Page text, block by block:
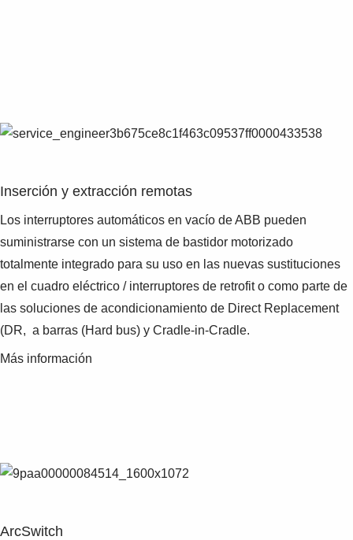
Inserción y extracción remotas
Los interruptores automáticos en vacío de ABB pueden
suministrarse con un sistema de bastidor motorizado
totalmente integrado para su uso en las nuevas sustituciones
en el cuadro eléctrico / interruptores de retrofit o como parte de
las soluciones de acondicionamiento de Direct Replacement
(DR, a barras (Hard bus) y Cradle-in-Cradle.
Más información
ArcSwitch